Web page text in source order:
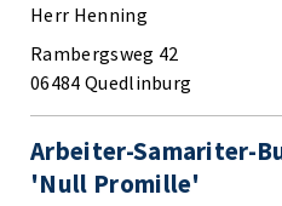
Herr Henning
Rambergsweg 42
06484 Quedlinburg
Arbeiter-Samariter-
'Null Promille'